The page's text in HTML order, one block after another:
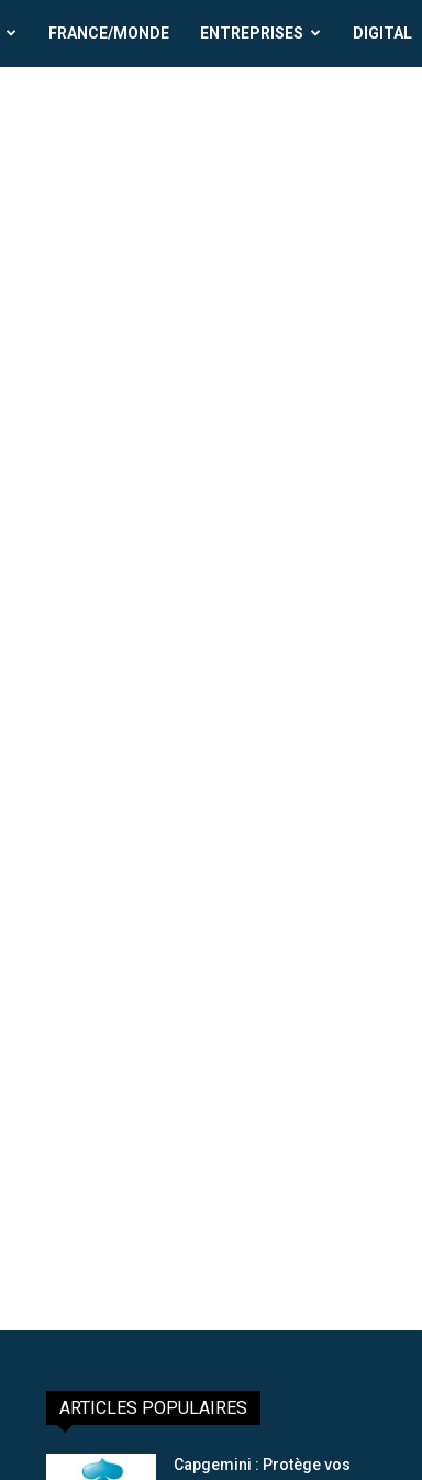
FRANCE/MONDE ENTREPRISES DIGITAL
ARTICLES POPULAIRES
Capgemini : Protège vos